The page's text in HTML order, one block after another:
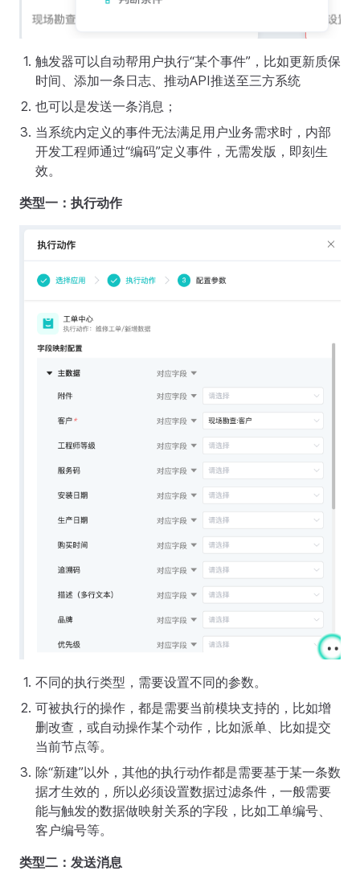
触发器可以自动帮用户执行“某个事件”，比如更新质保
时间、添加一条日志、推动API推送至三方系统
也可以是发送一条消息；
当系统内定义的事件无法满足用户业务需求时，内部
开发工程师通过“编码”定义事件，无需发版，即刻生
效。
类型一：执行动作
不同的执行类型，需要设置不同的参数。
可被执行的操作，都是需要当前模块支持的，比如增
删改查，或自动操作某个动作，比如派单、比如提交
当前节点等。
除“新建”以外，其他的执行动作都是需要基于某一条数
据才生效的，所以必须设置数据过滤条件，一般需要
能与触发的数据做映射关系的字段，比如工单编号、
客户编号等。
类型二：发送消息